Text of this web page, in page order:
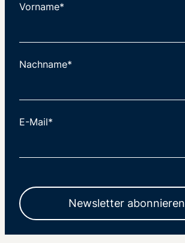
Vorname*
Nachname*
E-Mail*
Newsletter abonnieren